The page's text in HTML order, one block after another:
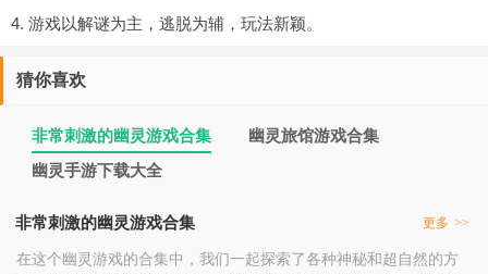
4. 游戏以解谜为主，逃脱为辅，玩法新颖。
猜你喜欢
非常刺激的幽灵游戏合集
幽灵旅馆游戏合集
幽灵手游下载大全
非常刺激的幽灵游戏合集 更多 >>
在这个幽灵游戏的合集中，我们一起探索了各种神秘和超自然的方